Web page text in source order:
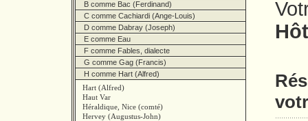
B comme Bac (Ferdinand)
C comme Cachiardi (Ange-Louis)
D comme Dabray (Joseph)
E comme Eau
F comme Fables, dialecte
G comme Gag (Francis)
H comme Hart (Alfred)
Hart (Alfred)
Haut Var
Héraldique, Nice (comté)
Hervey (Augustus-John)